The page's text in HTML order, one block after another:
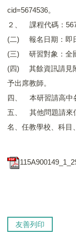
cid=5674536。
２、 課程代碼：
(二) 報名日期：即
(三) 研習對象：全
(四) 其餘資訊請見
予出席教師。
四、 本研習請高中
五、 其他問題請來
名、任教學校、科目
友善列印